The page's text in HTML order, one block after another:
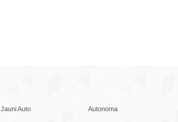
Jauni Auto Autonoma